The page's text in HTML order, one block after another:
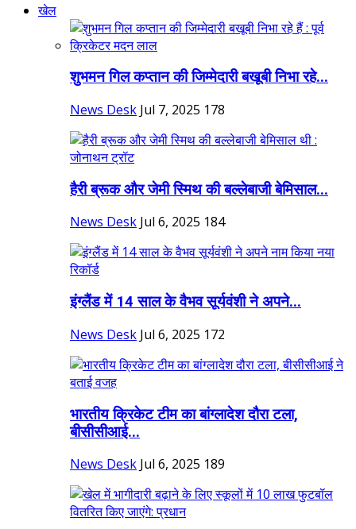
खेल
शुभमन गिल कप्तान की जिम्मेदारी बखूबी निभा रहे...
News Desk Jul 7, 2025 178
हैरी ब्रूक और जेमी स्मिथ की बल्लेबाजी बेमिसाल...
News Desk Jul 6, 2025 184
इंग्लैंड में 14 साल के वैभव सूर्यवंशी ने अपने...
News Desk Jul 6, 2025 172
भारतीय क्रिकेट टीम का बांग्लादेश दौरा टला,
बीसीसीआई...
News Desk Jul 6, 2025 189